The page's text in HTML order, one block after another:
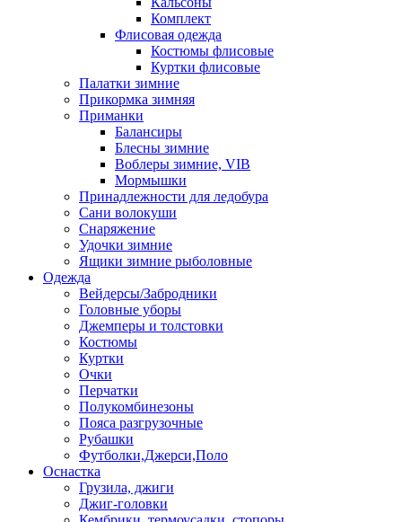
Комплект
Флисовая одежда
Костюмы флисовые
Куртки флисовые
Палатки зимние
Прикормка зимняя
Приманки
Балансиры
Блесны зимние
Воблеры зимние, VIB
Мормышки
Принадлежности для ледобура
Сани волокуши
Снаряжение
Удочки зимние
Ящики зимние рыболовные
Одежда
Вейдерсы/Забродники
Головные уборы
Джемперы и толстовки
Костюмы
Куртки
Очки
Перчатки
Полукомбинезоны
Пояса разгрузочные
Рубашки
Футболки,Джерси,Поло
Оснастка
Грузила, джиги
Джиг-головки